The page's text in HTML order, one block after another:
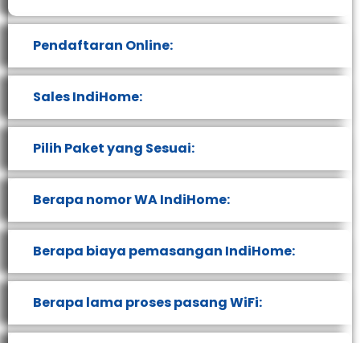
Pendaftaran Online:
Sales IndiHome:
Pilih Paket yang Sesuai:
Berapa nomor WA IndiHome:
Berapa biaya pemasangan IndiHome:
Berapa lama proses pasang WiFi: